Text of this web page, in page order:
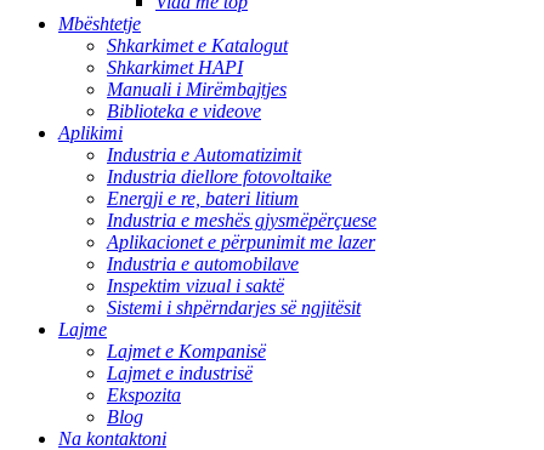
Mbështetje
Shkarkimet e Katalogut
Shkarkimet HAPI
Manuali i Mirëmbajtjes
Biblioteka e videove
Aplikimi
Industria e Automatizimit
Industria diellore fotovoltaike
Energji e re, bateri litium
Industria e meshës gjysmëpërçuese
Aplikacionet e përpunimit me lazer
Industria e automobilave
Inspektim vizual i saktë
Sistemi i shpërndarjes së ngjitësit
Lajme
Lajmet e Kompanisë
Lajmet e industrisë
Ekspozita
Blog
Na kontaktoni